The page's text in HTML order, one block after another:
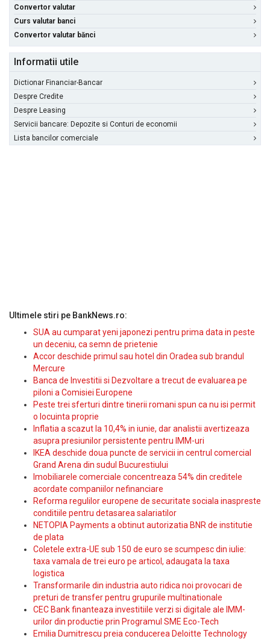
Convertor valutar
Curs valutar banci
Convertor valutar bănci
Informatii utile
Dictionar Financiar-Bancar
Despre Credite
Despre Leasing
Servicii bancare: Depozite si Conturi de economii
Lista bancilor comerciale
Ultimele stiri pe BankNews.ro:
SUA au cumparat yeni japonezi pentru prima data in peste
un deceniu, ca semn de prietenie
Accor deschide primul sau hotel din Oradea sub brandul
Mercure
Banca de Investitii si Dezvoltare a trecut de evaluarea pe
piloni a Comisiei Europene
Peste trei sferturi dintre tinerii romani spun ca nu isi permit
o locuinta proprie
Inflatia a scazut la 10,4% in iunie, dar analistii avertizeaza
asupra presiunilor persistente pentru IMM-uri
IKEA deschide doua puncte de servicii in centrul comercial
Grand Arena din sudul Bucurestiului
Imobiliarele comerciale concentreaza 54% din creditele
acordate companiilor nefinanciare
Reforma regulilor europene de securitate sociala inaspreste
conditiile pentru detasarea salariatilor
NETOPIA Payments a obtinut autorizatia BNR de institutie
de plata
Coletele extra-UE sub 150 de euro se scumpesc din iulie:
taxa vamala de trei euro pe articol, adaugata la taxa
logistica
Transformarile din industria auto ridica noi provocari de
preturi de transfer pentru grupurile multinationale
CEC Bank finanteaza investitiile verzi si digitale ale IMM-
urilor din productie prin Programul SME Eco-Tech
Emilia Dumitrescu preia conducerea Deloitte Technology